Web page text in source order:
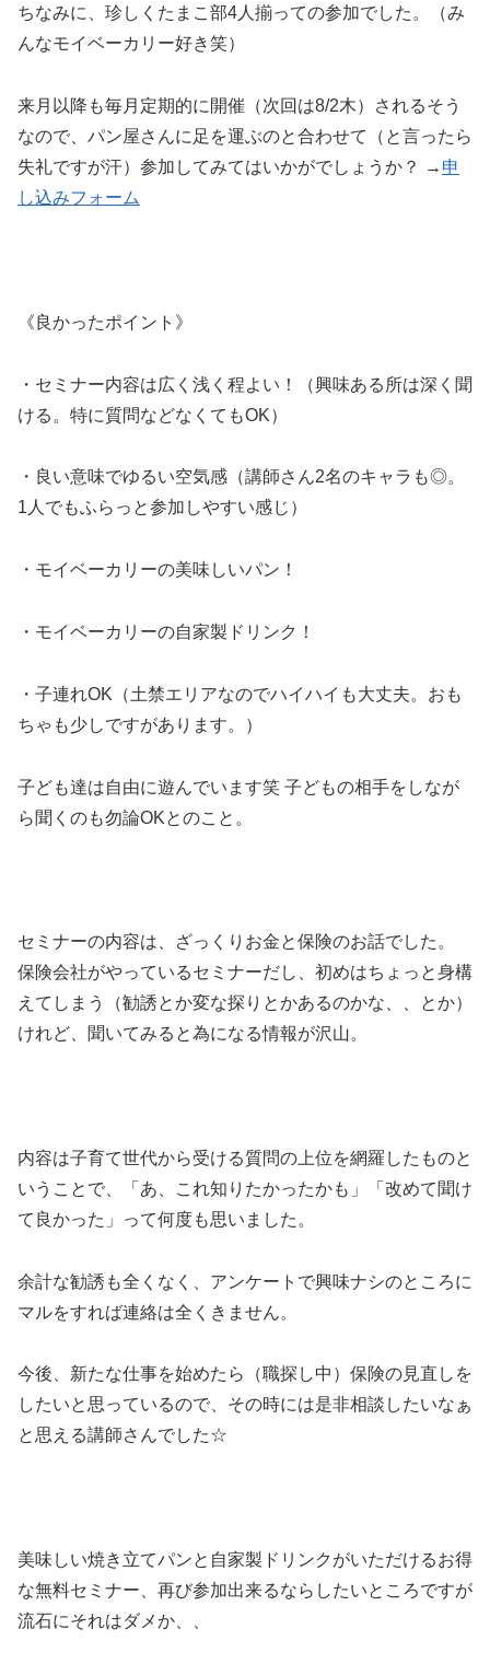
ちなみに、珍しくたまこ部4人揃っての参加でした。（み
んなモイベーカリー好き笑）
来月以降も毎月定期的に開催（次回は8/2木）されるそう
なので、パン屋さんに足を運ぶのと合わせて（と言ったら
失礼ですが汗）参加してみてはいかがでしょうか？ → 申
し込みフォーム
《良かったポイント》
・セミナー内容は広く浅く程よい！（興味ある所は深く聞
ける。特に質問などなくてもOK）
・良い意味でゆるい空気感（講師さん2名のキャラも◎。
1人でもふらっと参加しやすい感じ）
・モイベーカリーの美味しいパン！
・モイベーカリーの自家製ドリンク！
・子連れOK（土禁エリアなのでハイハイも大丈夫。おも
ちゃも少しですがあります。）
子ども達は自由に遊んでいます笑 子どもの相手をしなが
ら聞くのも勿論OKとのこと。
セミナーの内容は、ざっくりお金と保険のお話でした。
保険会社がやっているセミナーだし、初めはちょっと身構
えてしまう（勧誘とか変な探りとかあるのかな、、とか）
けれど、聞いてみると為になる情報が沢山。
内容は子育て世代から受ける質問の上位を網羅したものと
いうことで、「あ、これ知りたかったかも」「改めて聞け
て良かった」って何度も思いました。
余計な勧誘も全くなく、アンケートで興味ナシのところに
マルをすれば連絡は全くきません。
今後、新たな仕事を始めたら（職探し中）保険の見直しを
したいと思っているので、その時には是非相談したいなぁ
と思える講師さんでした☆
美味しい焼き立てパンと自家製ドリンクがいただけるお得
な無料セミナー、再び参加出来るならしたいところですが
流石にそれはダメか、、